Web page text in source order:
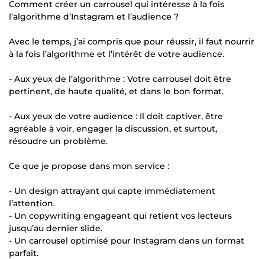
Comment créer un carrousel qui intéresse à la fois
l’algorithme d’Instagram et l’audience ?
Avec le temps, j’ai compris que pour réussir, il faut nourrir
à la fois l’algorithme et l’intérêt de votre audience.
- Aux yeux de l’algorithme : Votre carrousel doit être
pertinent, de haute qualité, et dans le bon format.
- Aux yeux de votre audience : Il doit captiver, être
agréable à voir, engager la discussion, et surtout,
résoudre un problème.
Ce que je propose dans mon service :
- Un design attrayant qui capte immédiatement
l’attention.
- Un copywriting engageant qui retient vos lecteurs
jusqu’au dernier slide.
- Un carrousel optimisé pour Instagram dans un format
parfait.